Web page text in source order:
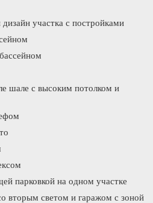
участка с постройками
шале с высоким потолком и
парковкой на одном участке
вторым светом и гаражом с зоной